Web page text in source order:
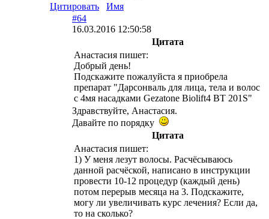
Цитировать
Имя
#64
16.03.2016 12:50:58
Цитата
Анастасия пишет:
Добрый день!
Подскажите пожалуйста я приобрела
препарат "Дарсонваль для лица, тела и волос
с 4мя насадками Gezatone Biolift4 BT 201S"
Здравствуйте, Анастасия.
Давайте по порядку
Цитата
Анастасия пишет:
1) У меня лезут волосы. Расчёсываюсь
данной расчёской, написано в инструкции
провести 10-12 процедур (каждый день)
потом перерыв месяца на 3. Подскажите,
могу ли увеличивать курс лечения? Eсли да,
то на сколько?